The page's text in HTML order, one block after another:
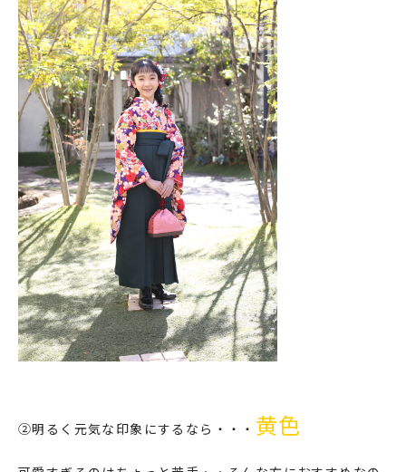
②明るく元気な印象にするなら・・・ 黄色